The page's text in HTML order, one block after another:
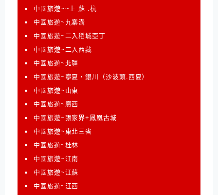
中國旅遊~~上 蘇 .杭
中國旅遊~九寨溝
中國旅遊~二入稻城亞丁
中國旅遊~二入西藏
中國旅遊~北疆
中國旅遊~寧夏‧銀川（沙波頭.西夏）
中國旅遊~山東
中國旅遊~廣西
中國旅遊~張家界+鳳凰古城
中國旅遊~東北三省
中國旅遊~桂林
中國旅遊~江南
中國旅遊~江蘇
中國旅遊~江西